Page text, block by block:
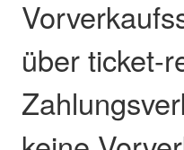
über ticket-